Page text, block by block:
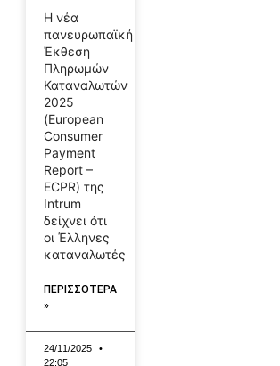
Η νέα
πανευρωπαϊκή
Έκθεση
Πληρωμών
Καταναλωτών
2025
(European
Consumer
Payment
Report –
ECPR) της
Intrum
δείχνει ότι
οι Έλληνες
καταναλωτές
ΠΕΡΙΣΣΟΤΕΡΑ
»
24/11/2025
22:05